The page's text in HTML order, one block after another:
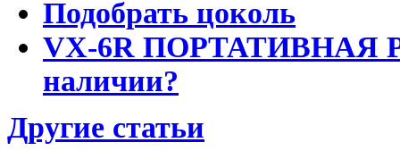
Подобрать цоколь
VX-6R ПОРТАТИВНАЯ
наличии?
Другие статьи